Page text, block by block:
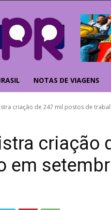
NOTAS DE VIAGENS
criação de 247 mil postos de
criação
em